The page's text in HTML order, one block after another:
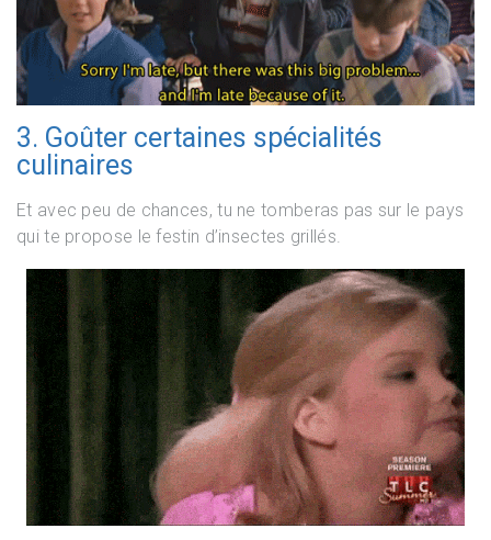
3. Goûter certaines spécialités
culinaires
Et avec peu de chances, tu ne tomberas pas sur le pays
qui te propose le festin d’insectes grillés.